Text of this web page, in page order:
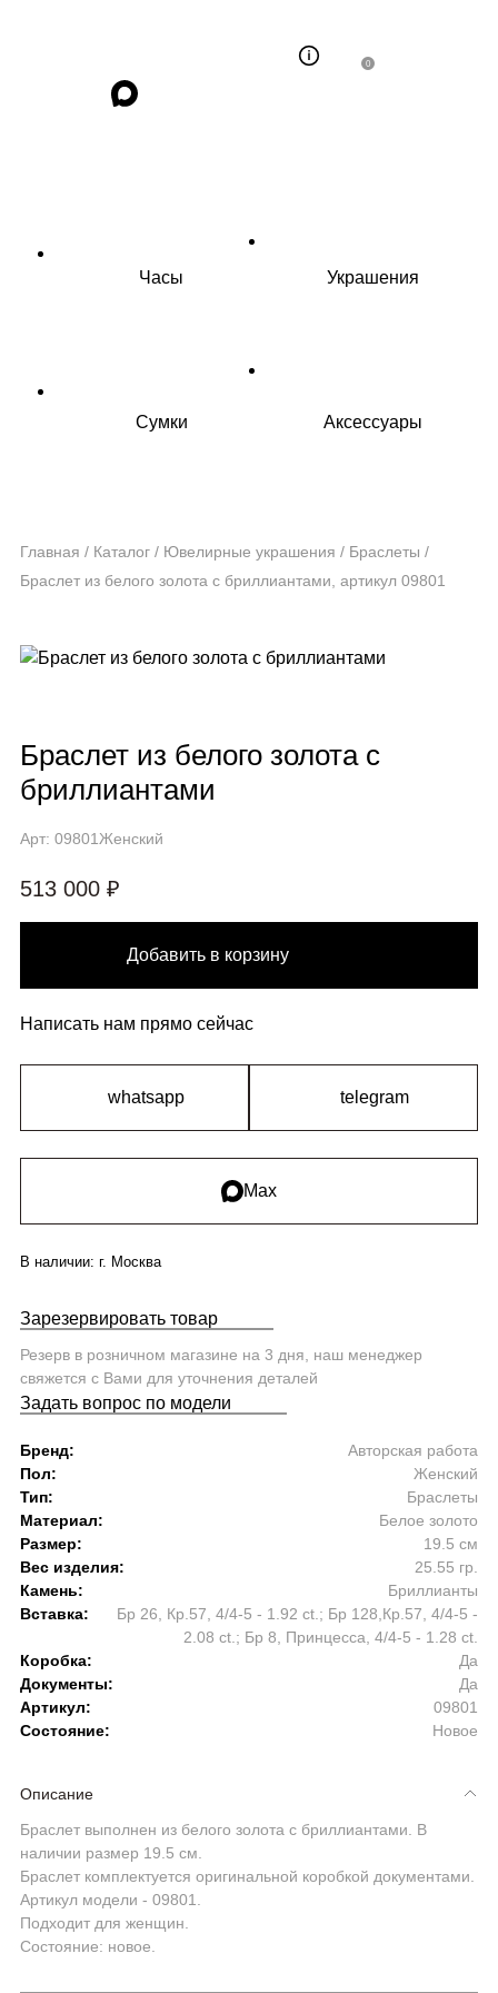
0
Часы Украшения
Сумки Аксессуары
Главная / Каталог / Ювелирные украшения / Браслеты /
Браслет из белого золота с бриллиантами, артикул 09801
Браслет из белого золота с
бриллиантами
Арт: 09801 Женский
513 000 ₽
Добавить в корзину
Написать нам прямо сейчас
whatsapp telegram
Max
В наличии: г. Москва
Зарезервировать товар
Резерв в розничном магазине на 3 дня, наш менеджер
свяжется с Вами для уточнения деталей
Задать вопрос по модели
Бренд:
Авторская работа
Пол:
Женский
Тип:
Браслеты
Материал:
Белое золото
Размер:
19.5 см
Вес изделия:
25.55 гр.
Камень:
Бриллианты
Вставка:
Бр 26, Кр.57, 4/4-5 - 1.92 ct.; Бр 128,Кр.57, 4/4-5 -
2.08 ct.; Бр 8, Принцесса, 4/4-5 - 1.28 ct.
Коробка:
Да
Документы:
Да
Артикул:
09801
Состояние:
Новое
Описание
Браслет выполнен из белого золота с бриллиантами. В
наличии размер 19.5 см.
Браслет комплектуется оригинальной коробкой документами.
Артикул модели - 09801.
Подходит для женщин.
Состояние: новое.